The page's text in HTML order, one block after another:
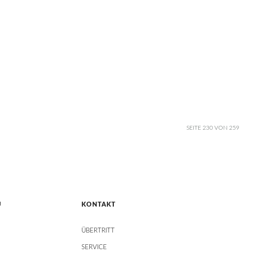
SEITE 230 VON 259
KONTAKT
ÜBERTRITT
SERVICE